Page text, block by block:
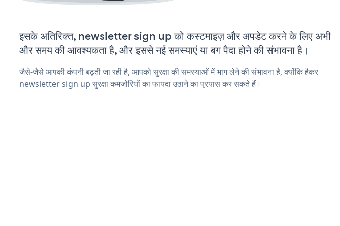
इसके अतिरिक्त, newsletter sign up को कस्टमाइज़ और अपडेट करने के लिए अभी
और समय की आवश्यकता है, और इससे नई समस्याएं या बग पैदा होने की संभावना है।
जैसे-जैसे आपकी कंपनी बढ़ती जा रही है, आपको सुरक्षा की समस्याओं में भाग लेने की संभावना है, क्योंकि हैकर
newsletter sign up सुरक्षा कमजोरियों का फायदा उठाने का प्रयास कर सकते हैं।